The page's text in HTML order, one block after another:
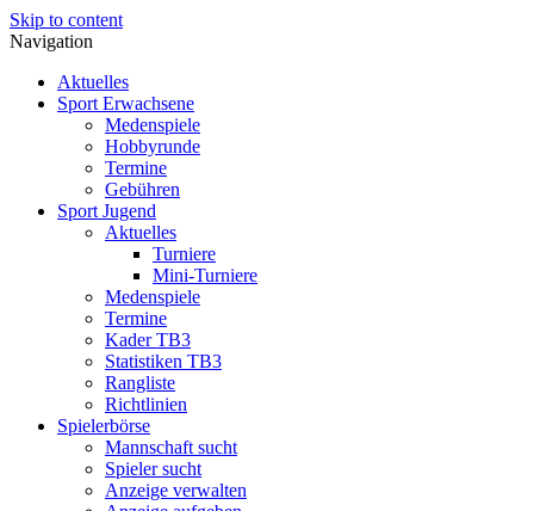
Skip to content
Navigation
Aktuelles
Sport Erwachsene
Medenspiele
Hobbyrunde
Termine
Gebühren
Sport Jugend
Aktuelles
Turniere
Mini-Turniere
Medenspiele
Termine
Kader TB3
Statistiken TB3
Rangliste
Richtlinien
Spielerbörse
Mannschaft sucht
Spieler sucht
Anzeige verwalten